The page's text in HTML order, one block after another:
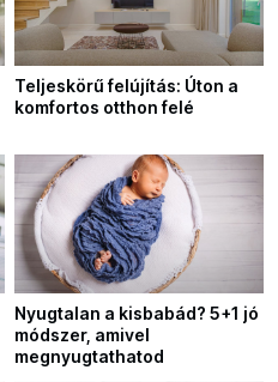
Teljeskörű felújítás: Úton a
komfortos otthon felé
Nyugtalan a kisbabád? 5+1 jó
módszer, amivel
megnyugtathatod